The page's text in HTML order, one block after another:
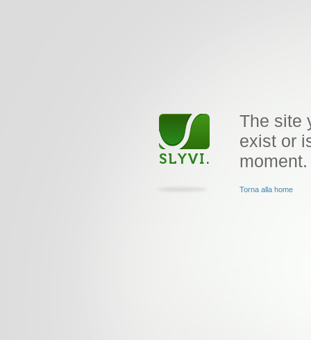
The site
exist or
moment.
Torna alla home